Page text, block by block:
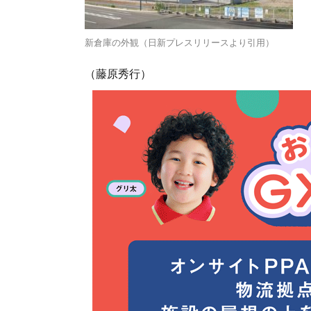
新倉庫の外観（日新プレスリリースより引用）
（藤原秀行）